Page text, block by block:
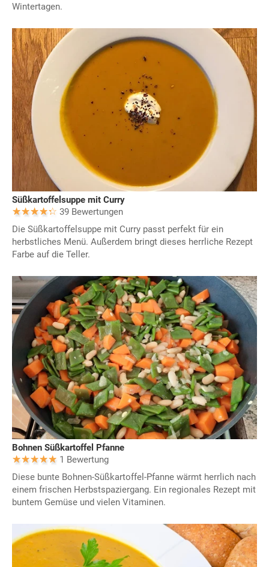
Wintertagen.
Süßkartoffelsuppe mit Curry
39 Bewertungen
Die Süßkartoffelsuppe mit Curry passt perfekt für ein
herbstliches Menü. Außerdem bringt dieses herrliche Rezept
Farbe auf die Teller.
Bohnen Süßkartoffel Pfanne
1 Bewertung
Diese bunte Bohnen-Süßkartoffel-Pfanne wärmt herrlich nach
einem frischen Herbstspaziergang. Ein regionales Rezept mit
buntem Gemüse und vielen Vitaminen.